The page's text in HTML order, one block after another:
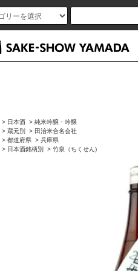
> 日本酒 >純米吟醸・吟醸
>蔵元別 > 田治米合名会社
>都道府県 >兵庫県
> 日本酒銘柄別 >竹泉（ちくせん)